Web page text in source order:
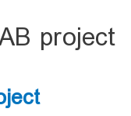
project